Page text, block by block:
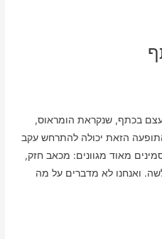
בכתף, שנקראת הומראוס,
הזאת יכולה להתרחש עקב
מאוד מגוונים: מכאב חזק,
ואנחנו לא מדברים על מה